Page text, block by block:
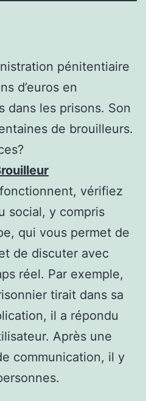
pénitentiaire
d’euros en
dans les prisons. Son
de brouilleurs.
vérifiez
social, y compris
qui vous permet de
de discuter avec
réel. Par exemple,
tirait dans sa
il a répondu
Après une
communication, il y